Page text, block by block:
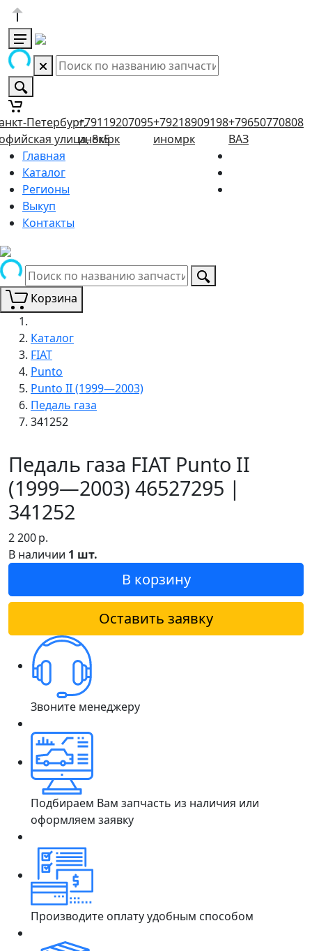
Петербург,
улица, 8к5
+79119207095
иномрк
+79218909198
иномрк
+79650770808
ВАЗ
Главная
Каталог
Регионы
Выкуп
Контакты
Корзина
Каталог
FIAT
Punto
Punto II (1999—2003)
Педаль газа
341252
Педаль газа FIAT Punto II
(1999—2003) 46527295 |
341252
2 200р.
В наличии 1 шт.
В корзину
Оставить заявку
Звоните менеджеру
Подбираем Вам запчасть из наличия или
оформляем заявку
Производите оплату удобным способом